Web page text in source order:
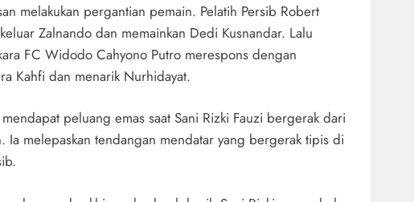
melakukan pergantian pemain. Pelatih Persib Robert
Zalnando dan memainkan Dedi Kusnandar. Lalu
FC Widodo Cahyono Putro merespons dengan
Kahfi dan menarik Nurhidayat.
peluang emas saat Sani Rizki Fauzi bergerak dari
Ia melepaskan tendangan mendatar yang bergerak tipis di